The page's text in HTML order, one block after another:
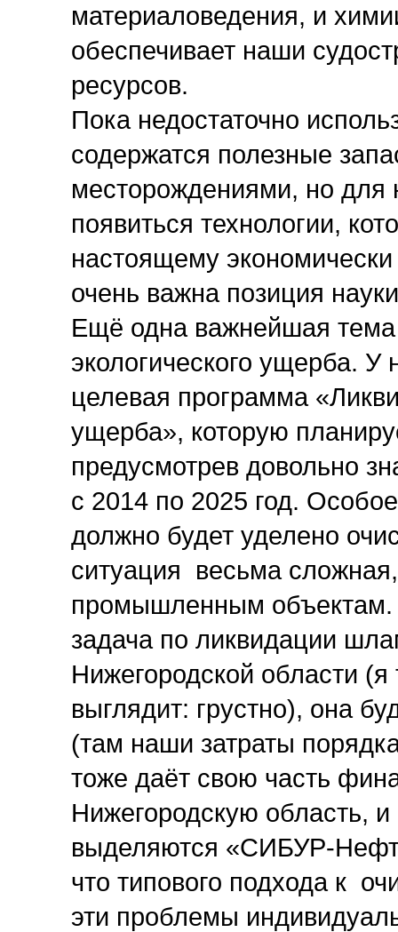
материаловедения, и
обеспечивает наши
ресурсов.
Пока недостаточно
содержатся полезные
месторождениями, но для
появиться технологии,
настоящему
очень важна позиция
Ещё одна важнейшая тема
экологического ущерба. У
целевая программа
ущерба», которую
предусмотрев довольно
с 2014 по 2025 год.
должно будет уделено
ситуация весьма
промышленным
задача по ликвидации
Нижегородской области
выглядит: грустно), она
(там наши затраты
тоже даёт свою часть
Нижегородскую область,
выделяются «СИБУР-
что типового подхода к
эти проблемы